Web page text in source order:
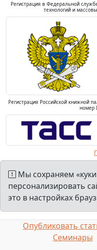
Регистрация в Федеральной
технологий и
Регистрация Российской книжной
номер
Мы сохраняем
персонализировать
это в настройках
Опубликовать
Семинары